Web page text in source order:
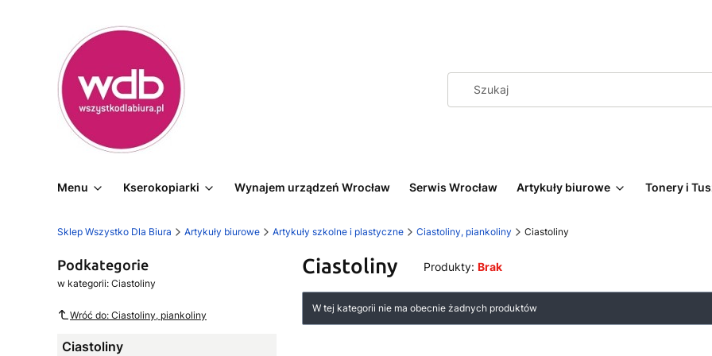
Menu Kserokopiarki Wynajem urządzeń Wrocław Serwis Wrocław Artykuły biurowe Tonery i
Sklep Wszystko Dla Biura Artykuły biurowe Artykuły szkolne i plastyczne Ciastoliny, piankoliny Ciastoliny
Podkategorie
w kategorii: Ciastoliny
Wróć do: Ciastoliny, piankoliny
Ciastoliny
Ciastoliny Produkty: Brak
Lista produktów
W tej kategorii nie ma obecnie żadnych produktów